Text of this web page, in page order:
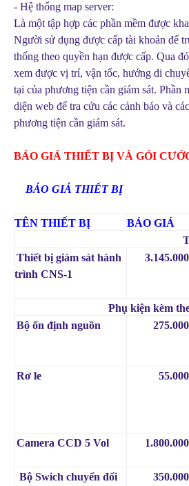
- Hệ thống map server:
Là một tập hợp các phần mềm được
Người sử dụng được cấp tài khoản để
thống theo quyền hạn được cấp. Qua
xem được vị trí, vận tốc, hướng di
tại của phương tiện cần giám sát. Phần
diện web để tra cứu các cảnh báo và
phương tiện cần giám sát.
BÁO GIÁ THIẾT BỊ VÀ GÓI
BÁO GIÁ THIẾT BỊ
TÊN THIẾT BỊ BÁO GIÁ
Thiết bị giám sát hành
trình CNS-1
Phụ kiện kèm
Bộ ổn định nguồn
Rơ le
Camera CCD 5 Vol
Bộ Swich chuyển đổi